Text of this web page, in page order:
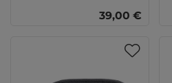
39,00 €